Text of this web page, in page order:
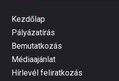
Kezdőlap
Pályázatírás
Bemutatkozás
Médiaajánlat
Hírlevél feliratkozás